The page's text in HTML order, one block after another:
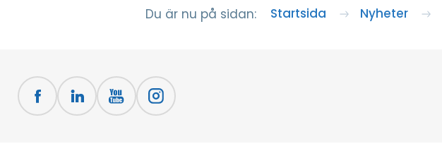
Du är nu på sidan: Startsida Nyheter